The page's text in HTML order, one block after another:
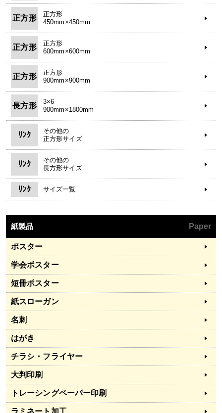
正方形
正方形
450mm×450mm
正方形
正方形
600mm×600mm
正方形
正方形
900mm×900mm
長方形
3×6
900mm×1800mm
ﾘﾝｸ
その他の
正方形サイズ
ﾘﾝｸ
その他の
長方形サイズ
ﾘﾝｸ サイズ一覧
紙製品 Paper
ポスター
学会ポスター
短冊ポスター
紙スローガン
名刺
はがき
チラシ・フライヤー
大判印刷
トレーシングペーパー印刷